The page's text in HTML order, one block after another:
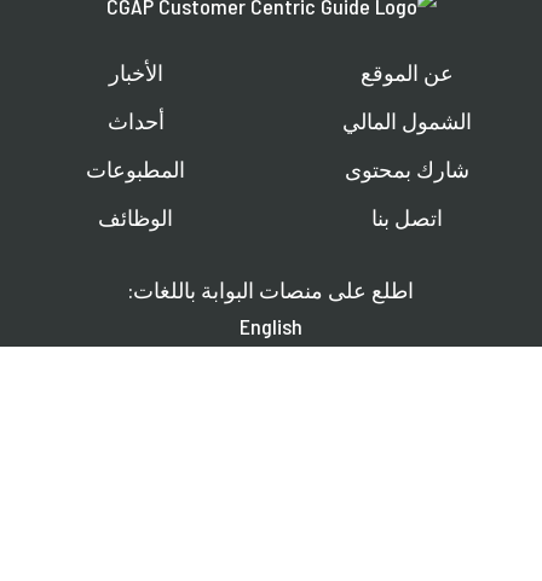
عن الموقع
الشمول المالي
شارك بمحتوى
اتصل بنا
الأخبار
أحداث
المطبوعات
الوظائف
اطلع على منصات البوابة باللغات:
English